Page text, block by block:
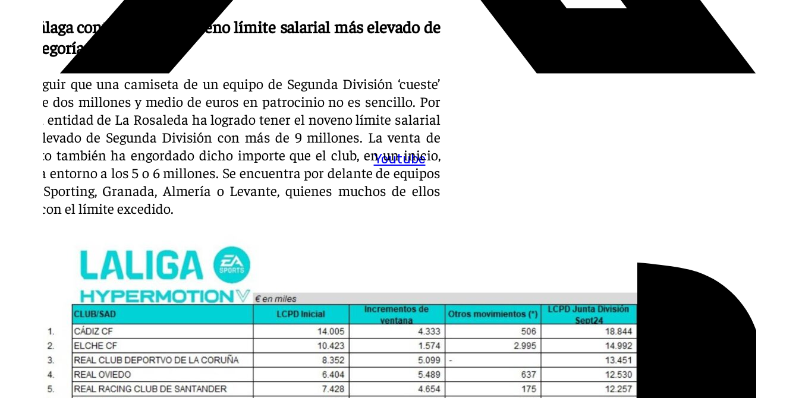
Youtube
El Málaga contará con el noveno límite salarial más elevado de
la categoría
Conseguir que una camiseta de un equipo de Segunda División ‘cueste’
más de dos millones y medio de euros en patrocinio no es sencillo. Por
ello, la entidad de La Rosaleda ha logrado tener el noveno límite salarial
más elevado de Segunda División con más de 9 millones. La venta de
Roberto también ha engordado dicho importe que el club, en un inicio,
cifraba entorno a los 5 o 6 millones. Se encuentra por delante de equipos
como Sporting, Granada, Almería o Levante, quienes muchos de ellos
viven con el límite excedido.